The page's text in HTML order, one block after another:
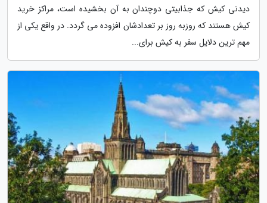
دیدنی کیش که جذابیتی دوچندان به آن بخشیده است، مراکز خرید
کیش هستند که روزبه روز بر تعدادشان افزوده می گردد. در واقع یکی از
مهم ترین دلایل سفر به کیش برای...